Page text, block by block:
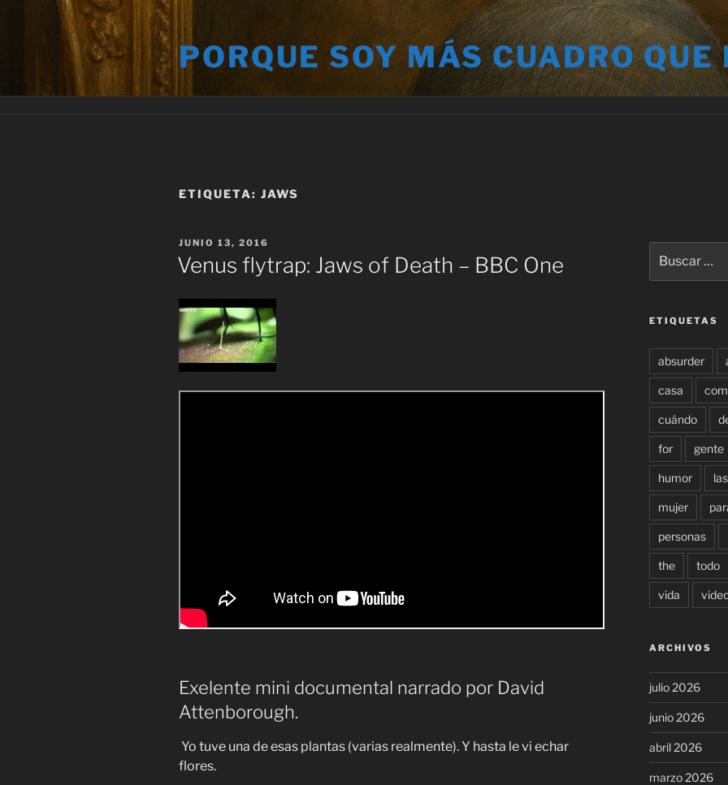
PORQUE SOY MÁS CUADRO QUE
ETIQUETA: JAWS
PUBLICADO
EL
JUNIO 13, 2016
Venus flytrap: Jaws of Death – BBC One
Exelente mini documental narrado por David
Attenborough.
Yo tuve una de esas plantas (varias realmente). Y hasta le vi echar
flores.
por:
ETIQUETAS
absurder
casa
cuándo
for gente
humor las
mujer
personas
the todo
vida
ARCHIVOS
julio 2026
junio 2026
abril 2026
marzo 2026